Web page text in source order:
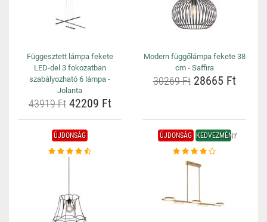
Függesztett lámpa fekete
LED-del 3 fokozatban
szabályozható 6 lámpa -
Jolanta
43919 Ft42209 Ft
Modern függőlámpa fekete 38
cm - Saffira
30269 Ft28665 Ft
ÚJDONSÁG ÚJDONSÁG KEDVEZMÉNY